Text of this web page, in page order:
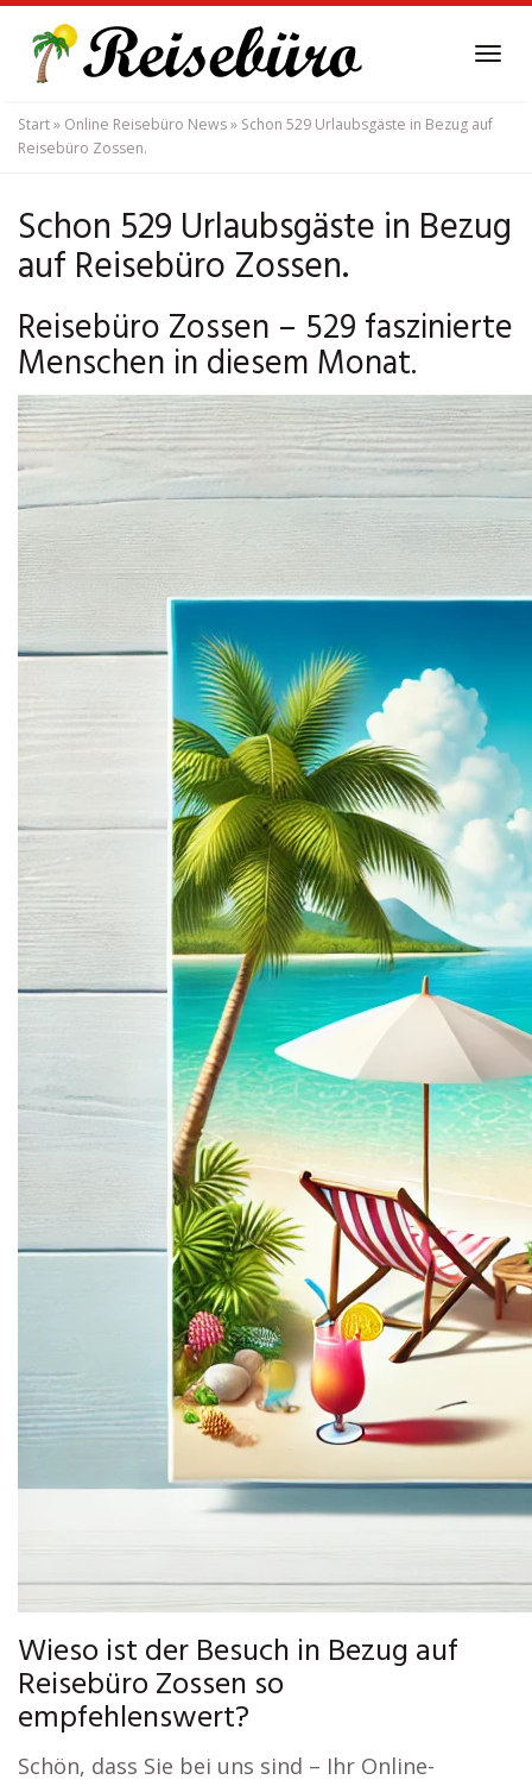
main
content
Start» Online Reisebüro News» Schon 529 Urlaubsgäste in Bezug auf
Reisebüro Zossen.
Schon 529 Urlaubsgäste in Bezug
auf Reisebüro Zossen.
Reisebüro Zossen – 529 faszinierte
Menschen in diesem Monat.
Wieso ist der Besuch in Bezug auf
Reisebüro Zossen so
empfehlenswert?
Schön, dass Sie bei uns sind – Ihr Online-